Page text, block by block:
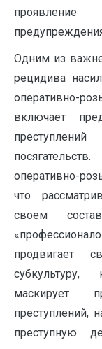
Одним из
рецидива
оперативно-
включает
оперативно-
что
своем
продвигает
маскирует
преступлений,
преступную